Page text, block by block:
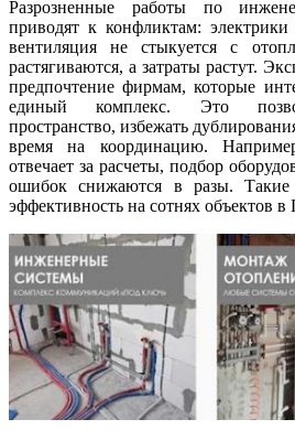
Разрозненные работы по
приводят к конфликтам:
вентиляция не стыкуется с
растягиваются, а затраты растут.
предпочтение фирмам, которые
единый комплекс. Это
пространство, избежать
время на координацию.
отвечает за расчеты, подбор
ошибок снижаются в разы. Такие
эффективность на сотнях объектов